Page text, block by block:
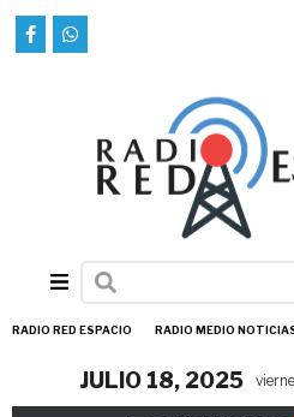
RADIO RED ESPACIO RADIO MEDIO
JULIO 18, 2025